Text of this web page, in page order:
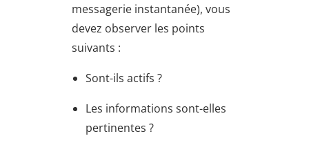
messagerie instantanée), vous
devez observer les points
suivants :
Sont-ils actifs ?
Les informations sont-elles
pertinentes ?